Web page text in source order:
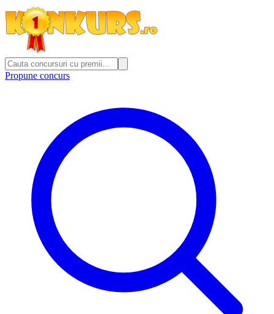
Propune concurs